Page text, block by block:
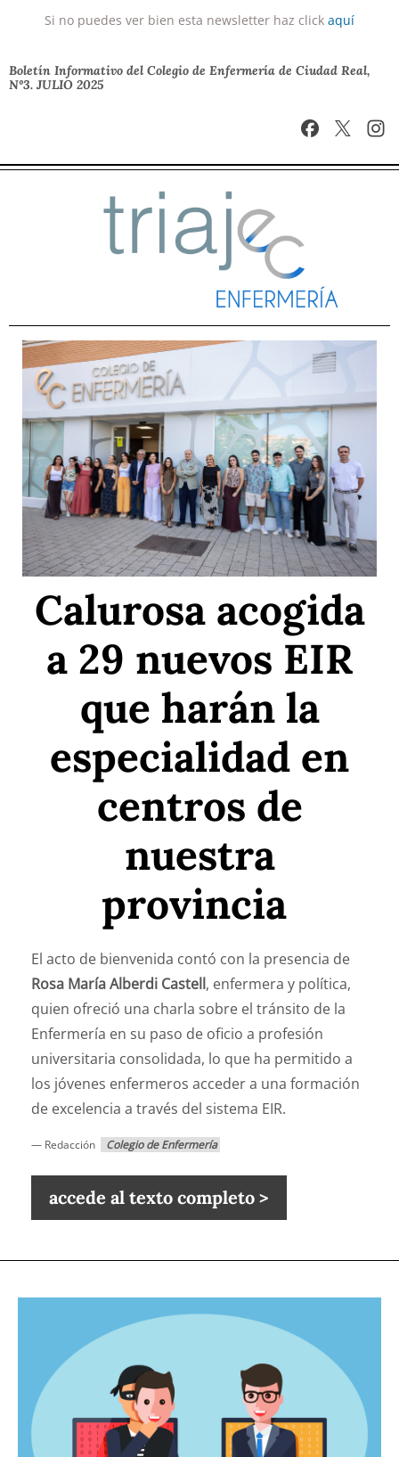
Si no puedes ver bien esta newsletter haz click aquí
Boletín Informativo del Colegio de Enfermería de Ciudad Real,
Nº3. JULIO 2025
Calurosa acogida
a 29 nuevos EIR
que harán la
especialidad en
centros de
nuestra
provincia
El acto de bienvenida contó con la presencia de
Rosa María Alberdi Castell, enfermera y política,
quien ofreció una charla sobre el tránsito de la
Enfermería en su paso de oficio a profesión
universitaria consolidada, lo que ha permitido a
los jóvenes enfermeros acceder a una formación
de excelencia a través del sistema EIR.
— Redacción Colegio de Enfermería
accede al texto completo >